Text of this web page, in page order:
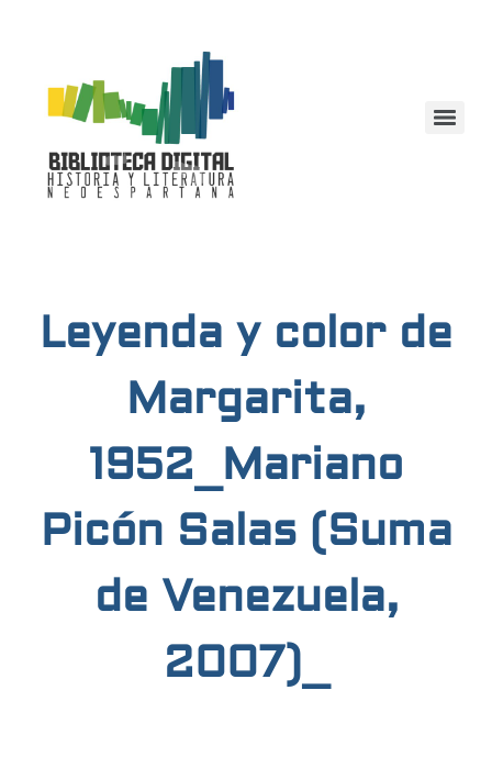
Leyenda y color de
Margarita,
1952_Mariano
Picón Salas (Suma
de Venezuela,
2007)_